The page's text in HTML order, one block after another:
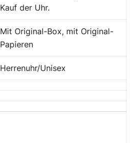
Kauf der Uhr.
Mit Original-Box, mit Original-
Papieren
Herrenuhr/Unisex